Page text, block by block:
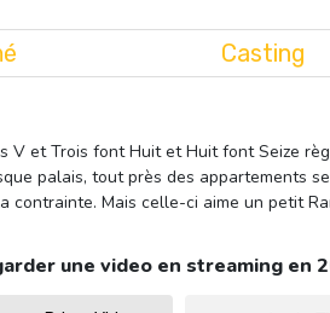
Casting
V et Trois font Huit et Huit font Seize
palais, tout près des appartements
contrainte. Mais celle-ci aime un petit
une video en streaming en